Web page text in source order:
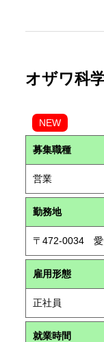
オザワ科
NEW
募集職種
営業
勤務地
〒472-0034 愛
雇用形態
正社員
就業時間